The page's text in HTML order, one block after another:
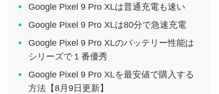
Google Pixel 9 Pro XLは普通充電も速い
Google Pixel 9 Pro XLは80分で急速充電
Google Pixel 9 Pro XLのバッテリー性能は
シリーズで１番優秀
Google Pixel 9 Pro XLを最安値で購入する
方法【8月9日更新】